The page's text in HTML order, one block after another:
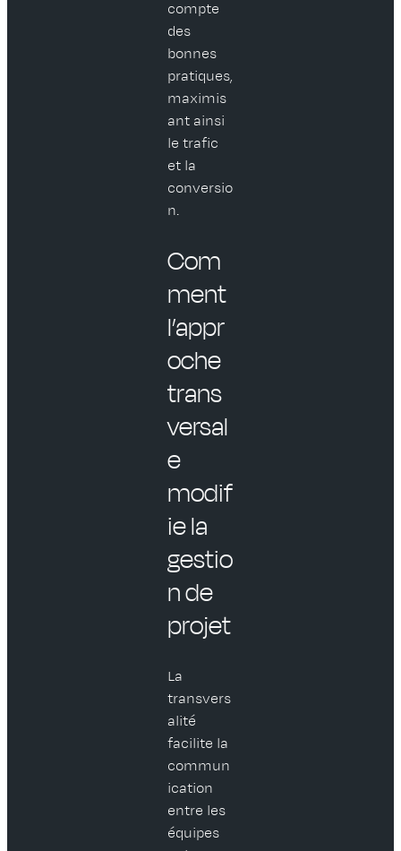
compte
des
bonnes
pratiques,
maximis
ant ainsi
le trafic
et la
conversio
n.
Com
ment
l’appr
oche
trans
versal
e
modif
ie la
gestio
n de
projet
La
transvers
alité
facilite la
commun
ication
entre les
équipes